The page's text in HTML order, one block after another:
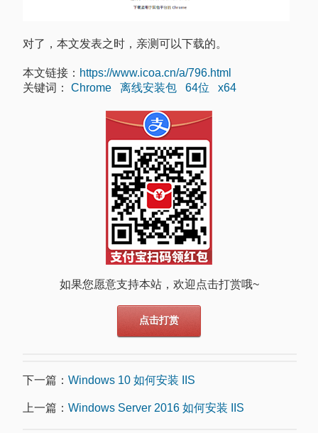
对了，本文发表之时，亲测可以下载的。
本文链接： https://www.icoa.cn/a/796.html
关键词： Chrome 离线安装包 64位 x64
如果您愿意支持本站，欢迎点击打赏哦~
点击打赏
下一篇： Windows 10 如何安装 IIS
上一篇： Windows Server 2016 如何安装 IIS